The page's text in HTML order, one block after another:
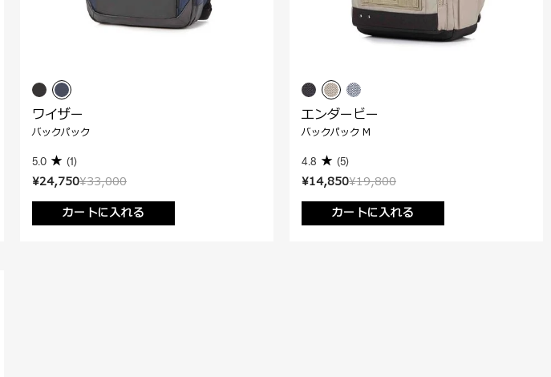
¥33,000
¥24,750
カートに入れる
ワイザー
バックパック
5.0 (1)
¥19,800
¥14,850
カートに入れる
エンダービー
バックパック M
4.8 (5)